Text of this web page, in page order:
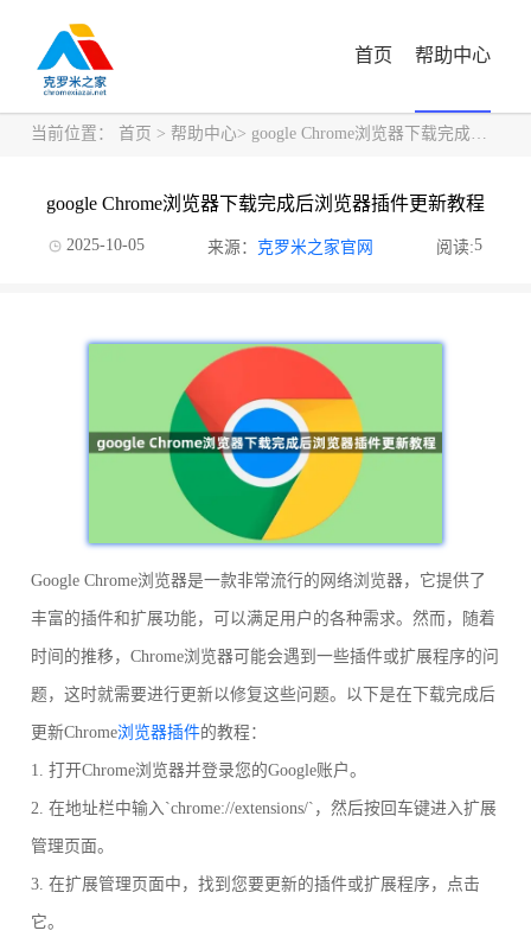
首页 帮助中心
当前位置： 首页 > 帮助中心> google Chrome浏览器下载完成后浏览器插件更新教程
google Chrome浏览器下载完成后浏览器插件更新教程
2025-10-05 来源： 克罗米之家官网 阅读:5
Google Chrome浏览器是一款非常流行的网络浏览器，它提供了
丰富的插件和扩展功能，可以满足用户的各种需求。然而，随着
时间的推移，Chrome浏览器可能会遇到一些插件或扩展程序的问
题，这时就需要进行更新以修复这些问题。以下是在下载完成后
更新Chrome浏览器插件的教程：
1. 打开Chrome浏览器并登录您的Google账户。
2. 在地址栏中输入`chrome://extensions/`，然后按回车键进入扩展
管理页面。
3. 在扩展管理页面中，找到您要更新的插件或扩展程序，点击
它。